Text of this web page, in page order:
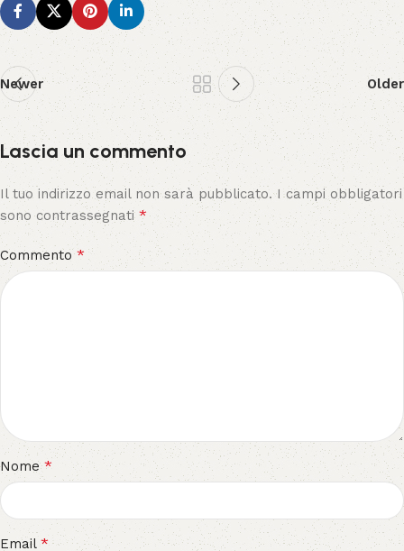
Newer Older
Lascia un commento
Il tuo indirizzo email non sarà pubblicato. I campi obbligatori
sono contrassegnati *
Commento*
Nome*
Email *